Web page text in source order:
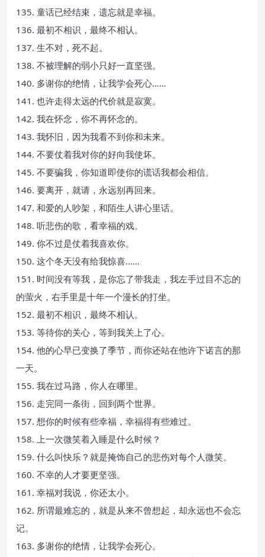
135. 童话已经结束，遗忘就是幸福。
136. 最初不相识，最终不相认。
137. 生不对，死不起。
138. 不被理解的弱小只好一直坚强。
140. 多谢你的绝情，让我学会死心……
141. 也许走得太远的代价就是寂寞。
142. 我在怀念，你不再怀念的。
143. 我怀旧，因为我看不到你和未来。
144. 不要仗着我对你的好向我使坏。
145. 不要骗我，你知道即使你的谎话我都会相信。
146. 要离开，就请，永远别再回来。
147. 和爱的人吵架，和陌生人讲心里话。
148. 听悲伤的歌，看幸福的戏。
149. 你不过是仗着我喜欢你。
150. 这个冬天没有给我惊喜……
151. 时间没有等我，是你忘了带我走，我左手过目不忘的
的萤火，右手里是十年一个漫长的打坐。
152. 最初不相识，最终不相认。
153. 等待你的关心，等到我关上了心。
154. 他的心早已变换了季节，而你还站在他许下诺言的那
一天。
155. 我在过马路，你人在哪里。
156. 走完同一条街，回到两个世界。
157. 想你的时候有些幸福，幸福得有些难过。
158. 上一次微笑着入睡是什么时候？
159. 什么叫快乐？就是掩饰自己的悲伤对每个人微笑。
160. 不幸的人才要更坚强。
161. 幸福对我说，你还太小。
162. 所谓最难忘的，就是从来不曾想起，却永远也不会忘
记。
163. 多谢你的绝情，让我学会死心。